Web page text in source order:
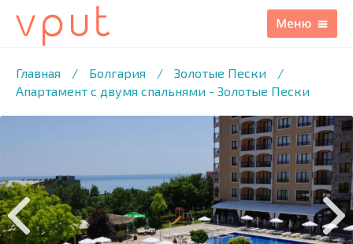
Главная / Болгария / Золотые Пески
/
Апартамент с двумя спальнями - Золотые Пески
/23 ФОТО